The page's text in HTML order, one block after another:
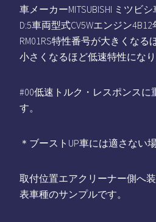
車メーカーMITSUBISHI ミツビシ
D:5車両型式CV5Wエンジン
RM01RS特性番号が大きくなる
小さくなるほど低速特性になり
#00低速トルク・レスポンスに
す。
＊ブーストUP車には適さない
取付位置エアクリーナー側へ
表車種のサンプルです。